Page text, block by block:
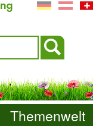
Themenwelt